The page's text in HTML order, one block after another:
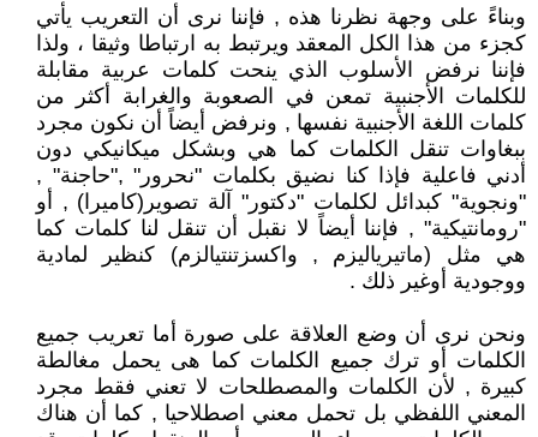
وبناءً على وجهة نظرنا هذه , فإننا نرى أن التعريب يأتي
كجزء من هذا الكل المعقد ويرتبط به ارتباطا وثيقا ، ولذا
فإننا نرفض الأسلوب الذي ينحت كلمات عربية مقابلة
للكلمات الأجنبية تمعن في الصعوبة والغرابة أكثر من
كلمات اللغة الأجنبية نفسها , ونرفض أيضاً أن نكون مجرد
ببغاوات تنقل الكلمات كما هي وبشكل ميكانيكي دون
أدني فاعلية فإذا كنا نضيق بكلمات "نحرور" ,"حاجنة" ,
"ونجوية" كبدائل لكلمات "دكتور" آلة تصوير(كاميرا) , أو
"رومانتيكية" , فإننا أيضاً لا نقبل أن تنقل لنا كلمات كما
هي مثل (ماتيرياليزم , واكسزتنتيالزم) كنظير لمادية
ووجودية أوغير ذلك .
ونحن نرى أن وضع العلاقة على صورة أما تعريب جميع
الكلمات أو ترك جميع الكلمات كما هى يحمل مغالطة
كبيرة , لأن الكلمات والمصطلحات لا تعني فقط مجرد
المعني اللفظي بل تحمل معني اصطلاحيا , كما أن هناك